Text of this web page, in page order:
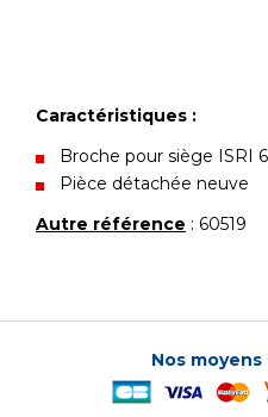
Caractéristiques :
Broche pour siège ISRI
Pièce détachée neuve
Autre référence : 60519
Nos